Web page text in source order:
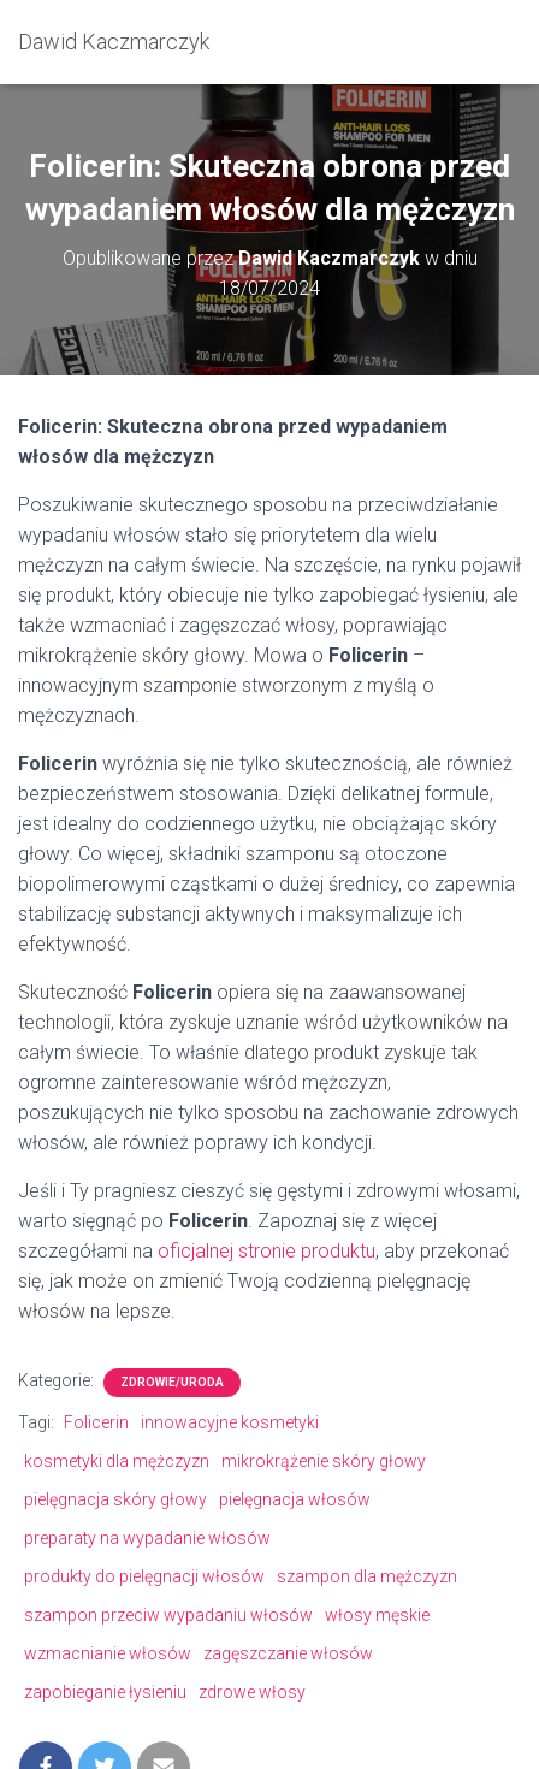
Dawid Kaczmarczyk
Folicerin: Skuteczna obrona przed
wypadaniem włosów dla mężczyzn
Opublikowane przezDawid Kaczmarczykw dniu
18/07/2024
Folicerin: Skuteczna obrona przed wypadaniem
włosów dla mężczyzn
Poszukiwanie skutecznego sposobu na przeciwdziałanie
wypadaniu włosów stało się priorytetem dla wielu
mężczyzn na całym świecie. Na szczęście, na rynku pojawił
się produkt, który obiecuje nie tylko zapobiegać łysieniu, ale
także wzmacniać i zagęszczać włosy, poprawiając
mikrokrążenie skóry głowy. Mowa o Folicerin –
innowacyjnym szamponie stworzonym z myślą o
mężczyznach.
Folicerin wyróżnia się nie tylko skutecznością, ale również
bezpieczeństwem stosowania. Dzięki delikatnej formule,
jest idealny do codziennego użytku, nie obciążając skóry
głowy. Co więcej, składniki szamponu są otoczone
biopolimerowymi cząstkami o dużej średnicy, co zapewnia
stabilizację substancji aktywnych i maksymalizuje ich
efektywność.
Skuteczność Folicerin opiera się na zaawansowanej
technologii, która zyskuje uznanie wśród użytkowników na
całym świecie. To właśnie dlatego produkt zyskuje tak
ogromne zainteresowanie wśród mężczyzn,
poszukujących nie tylko sposobu na zachowanie zdrowych
włosów, ale również poprawy ich kondycji.
Jeśli i Ty pragniesz cieszyć się gęstymi i zdrowymi włosami,
warto sięgnąć po Folicerin. Zapoznaj się z więcej
szczegółami na oficjalnej stronie produktu, aby przekonać
się, jak może on zmienić Twoją codzienną pielęgnację
włosów na lepsze.
Kategorie: ZDROWIE/URODA
Tagi: Folicerin
innowacyjne kosmetyki
kosmetyki dla mężczyzn
mikrokrążenie skóry głowy
pielęgnacja skóry głowy
pielęgnacja włosów
preparaty na wypadanie włosów
produkty do pielęgnacji włosów
szampon dla mężczyzn
szampon przeciw wypadaniu włosów
włosy męskie
wzmacnianie włosów
zagęszczanie włosów
zapobieganie łysieniu
zdrowe włosy